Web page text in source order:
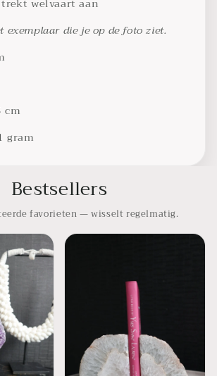
welvaart aan
exemplaar die je op de foto ziet.
cm
gram
Bestsellers
favorieten — wisselt regelmatig.